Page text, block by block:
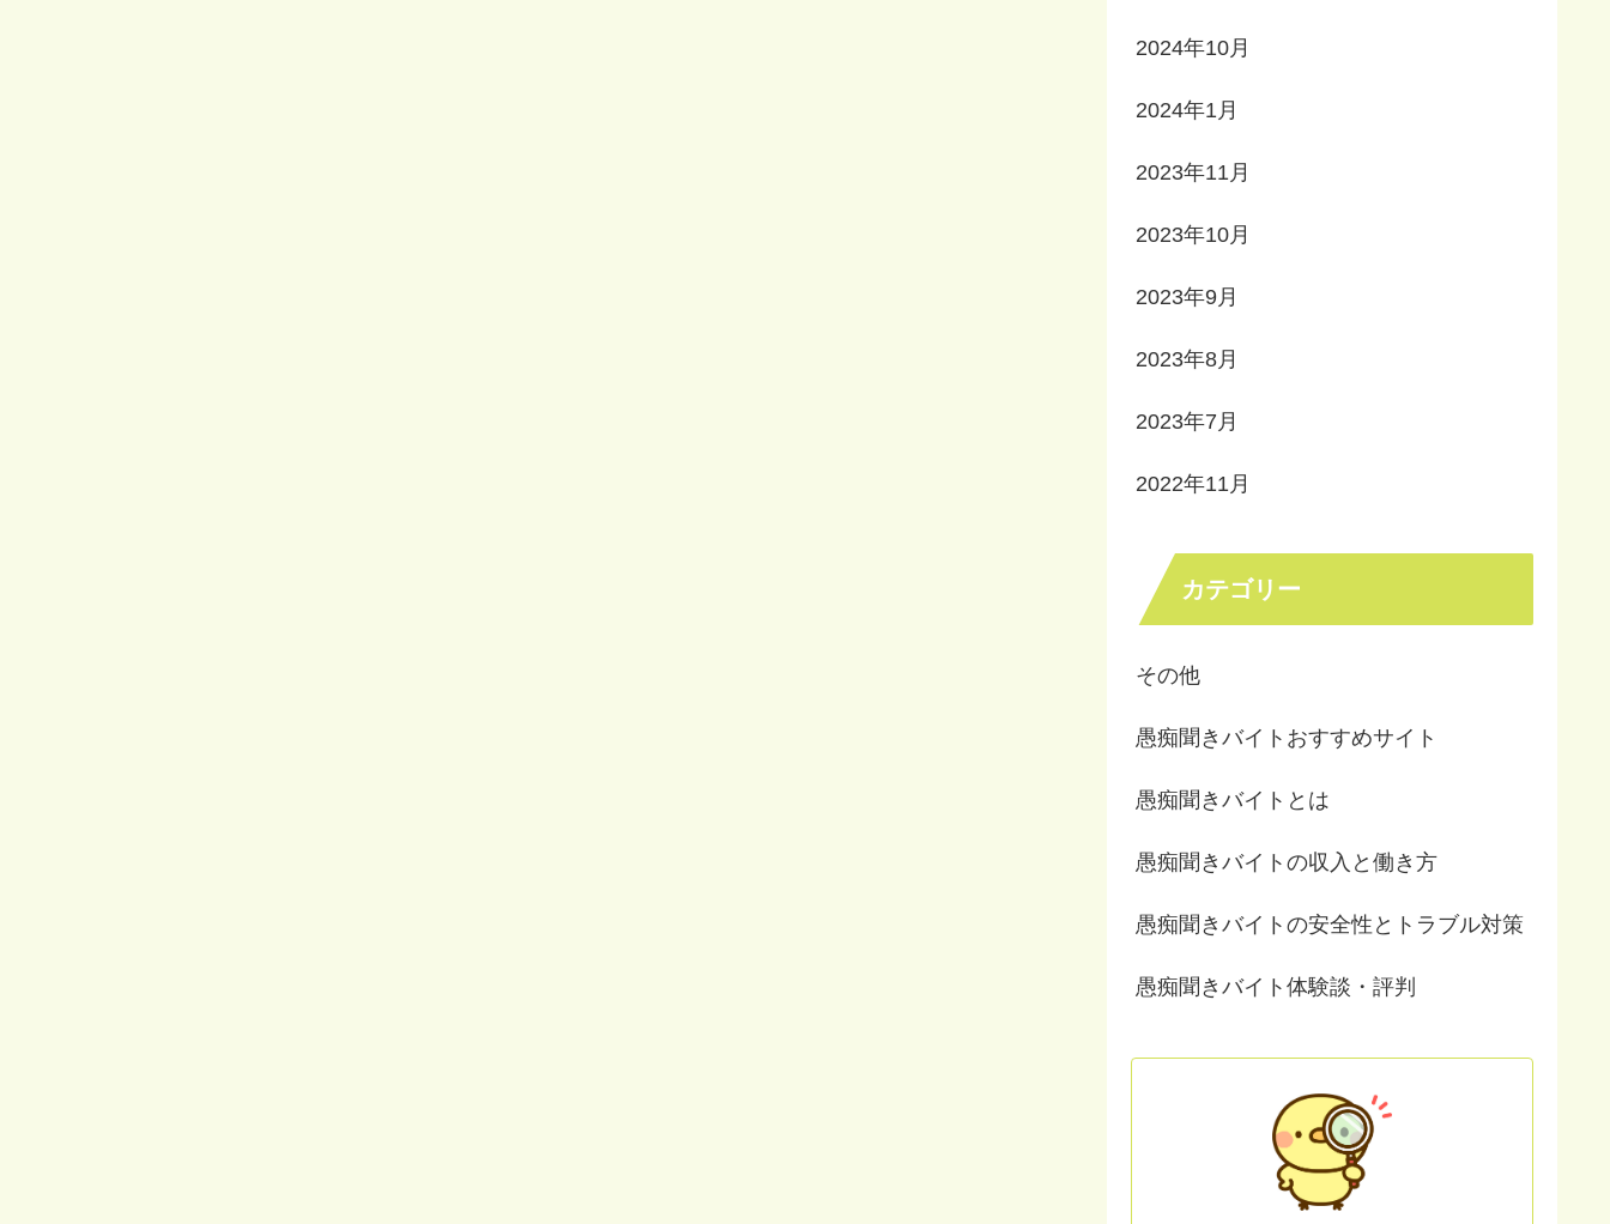
2024年10月
2024年1月
2023年11月
2023年10月
2023年9月
2023年8月
2023年7月
2022年11月
カテゴリー
その他
愚痴聞きバイトおすすめサイト
愚痴聞きバイトとは
愚痴聞きバイトの収入と働き方
愚痴聞きバイトの安全性とトラブル対策
愚痴聞きバイト体験談・評判